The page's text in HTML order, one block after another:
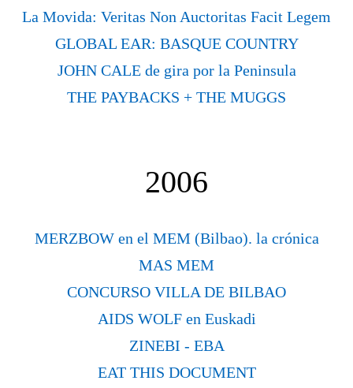
La Movida: Veritas Non Auctoritas Facit Legem
GLOBAL EAR: BASQUE COUNTRY
JOHN CALE de gira por la Peninsula
THE PAYBACKS + THE MUGGS
2006
MERZBOW en el MEM (Bilbao). la crónica
MAS MEM
CONCURSO VILLA DE BILBAO
AIDS WOLF en Euskadi
ZINEBI - EBA
EAT THIS DOCUMENT